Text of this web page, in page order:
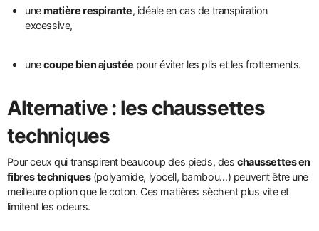
unematière respirante, idéale en cas de transpiration
excessive,
unecoupe bien ajustée pour éviter les plis et les frottements.
Alternative : les chaussettes
techniques
Pour ceux qui transpirent beaucoup des pieds, des chaussettes en
fibres techniques(polyamide, lyocell, bambou…) peuvent être une
meilleure option que le coton. Ces matières sèchent plus vite et
limitent les odeurs.